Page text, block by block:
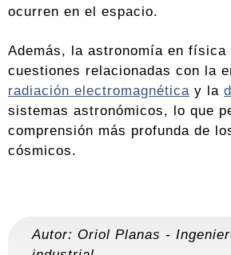
ocurren en el espacio.
Además, la astronomía en física
cuestiones relacionadas con la
radiación electromagnética y la
sistemas astronómicos, lo que
comprensión más profunda de
cósmicos.
Autor: Oriol Planas -